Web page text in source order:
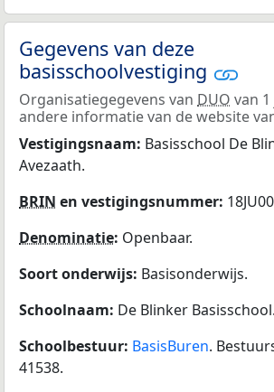
Gegevens van deze
basisschoolvestiging
Organisatiegegevens van DUO van
andere informatie van de website
Vestigingsnaam: Basisschool De
Avezaath.
BRIN en vestigingsnummer:
Denominatie: Openbaar.
Soort onderwijs: Basisonderwijs.
Schoolnaam: De Blinker Basisschool.
Schoolbestuur: BasisBuren.
41538.